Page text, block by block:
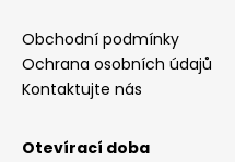
Obchodní podmínky
Ochrana osobních údajů
Kontaktujte nás
Otevírací doba